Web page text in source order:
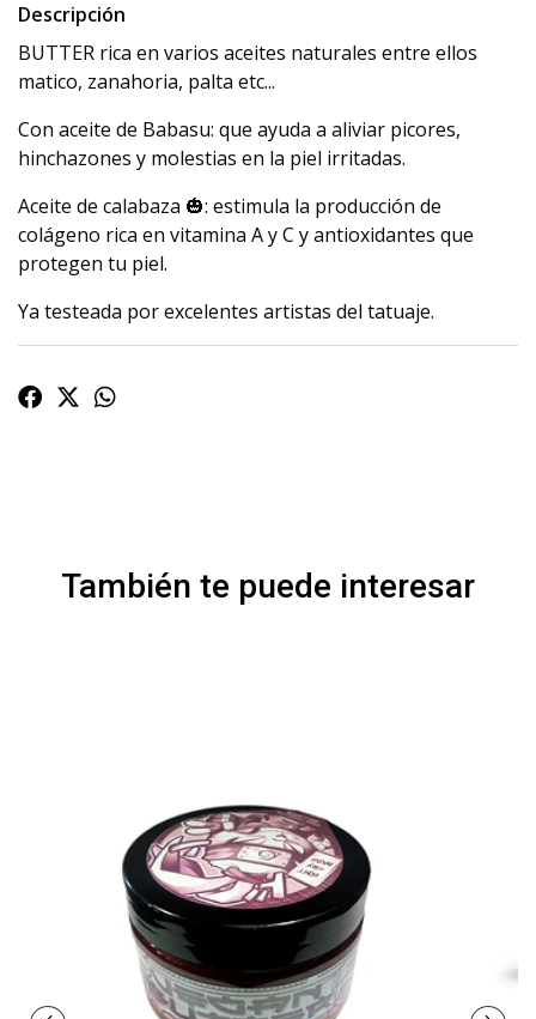
Descripción
BUTTER rica en varios aceites naturales entre ellos
matico, zanahoria, palta etc...
Con aceite de Babasu: que ayuda a aliviar picores,
hinchazones y molestias en la piel irritadas.
Aceite de calabaza 🎃: estimula la producción de
colágeno rica en vitamina A y C y antioxidantes que
protegen tu piel.
Ya testeada por excelentes artistas del tatuaje.
También te puede interesar